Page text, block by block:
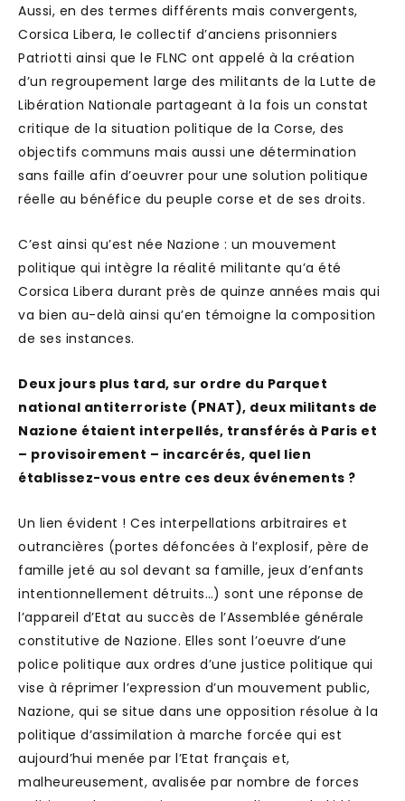
Aussi, en des termes différents mais convergents,
Corsica Libera, le collectif d’anciens prisonniers
Patriotti ainsi que le FLNC ont appelé à la création
d’un regroupement large des militants de la Lutte de
Libération Nationale partageant à la fois un constat
critique de la situation politique de la Corse, des
objectifs communs mais aussi une détermination
sans faille afin d’oeuvrer pour une solution politique
réelle au bénéfice du peuple corse et de ses droits.
C’est ainsi qu’est née Nazione : un mouvement
politique qui intègre la réalité militante qu’a été
Corsica Libera durant près de quinze années mais qui
va bien au-delà ainsi qu’en témoigne la composition
de ses instances.
Deux jours plus tard, sur ordre du Parquet
national antiterroriste (PNAT), deux militants de
Nazione étaient interpellés, transférés à Paris et
– provisoirement – incarcérés, quel lien
établissez-vous entre ces deux événements ?
Un lien évident ! Ces interpellations arbitraires et
outrancières (portes défoncées à l’explosif, père de
famille jeté au sol devant sa famille, jeux d’enfants
intentionnellement détruits…) sont une réponse de
l’appareil d’Etat au succès de l’Assemblée générale
constitutive de Nazione. Elles sont l’oeuvre d’une
police politique aux ordres d’une justice politique qui
vise à réprimer l’expression d’un mouvement public,
Nazione, qui se situe dans une opposition résolue à la
politique d’assimilation à marche forcée qui est
aujourd’hui menée par l’Etat français et,
malheureusement, avalisée par nombre de forces